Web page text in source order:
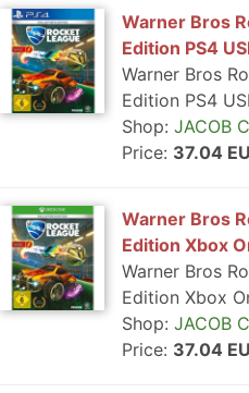
Warner Bros
Edition PS4
Warner Bros
Edition PS4
Shop: JACOB
Price: 37.04
Warner Bros
Edition Xbox
Warner Bros
Edition Xbox
Shop: JACOB
Price: 37.04